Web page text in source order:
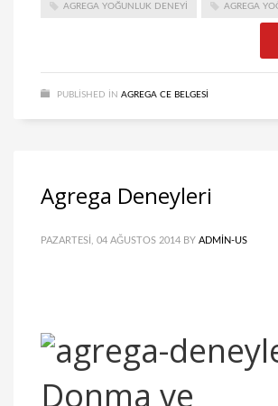
AGREGA YOĞUNLUK DENEYI AGREGA
PUBLISHED IN AGREGA CE BELGESI
Agrega Deneyleri
PAZARTESI, 04 AĞUSTOS 2014 BY ADMIN-US
Donma ve